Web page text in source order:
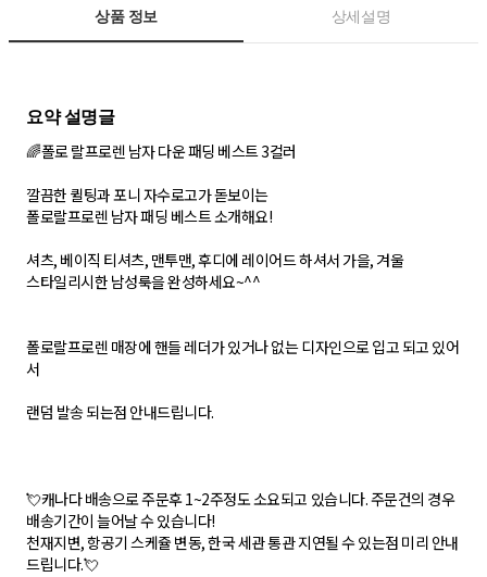
상품 정보 상세설명
요약 설명글
🌈폴로 랄프로렌 남자 다운 패딩 베스트 3컬러
깔끔한 퀼팅과 포니 자수로고가 돋보이는
폴로랄프로렌 남자 패딩 베스트 소개해요!
셔츠, 베이직 티셔츠, 맨투맨, 후디에 레이어드 하셔서 가을, 겨울
스타일리시한 남성룩을 완성하세요~^^
폴로랄프로렌 매장에 핸들 레더가 있거나 없는 디자인으로 입고 되고 있어
서
랜덤 발송 되는점 안내드립니다.
💘캐나다 배송으로 주문후 1~2주정도 소요되고 있습니다. 주문건의 경우
배송기간이 늘어날 수 있습니다!
천재지변, 항공기 스케쥴 변동, 한국 세관 통관 지연될 수 있는점 미리 안내
드립니다.💘